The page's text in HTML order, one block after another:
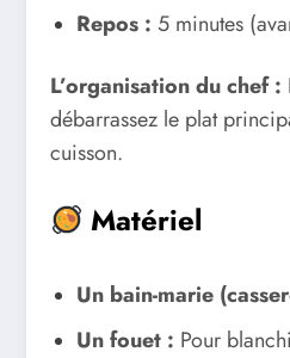
Repos : 5 minutes
L’organisation du chef :
débarrassez le plat
cuisson.
Matériel
Un bain-marie
Un fouet : Pour